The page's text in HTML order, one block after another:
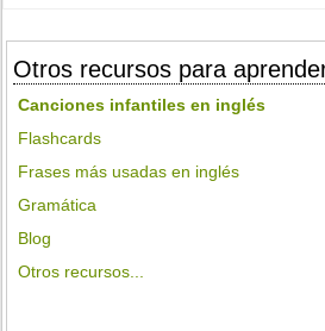
Otros recursos para
Canciones infantiles en inglés
Flashcards
Frases más usadas en inglés
Gramática
Blog
Otros recursos...